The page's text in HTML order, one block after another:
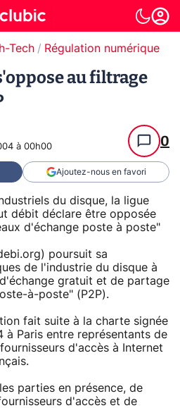
Tech Régulation numérique
au filtrage
à 00h00 0
Ajoutez-nous en favori
du disque, la ligue
débit déclare être opposée
d'échange poste à poste"
poursuit sa
de l'industrie du disque à
gratuit et de partage
à-poste" (P2P).
fait suite à la charte signée
Paris entre représentants de
d'accès à Internet
parties en présence, de
d'accès et de